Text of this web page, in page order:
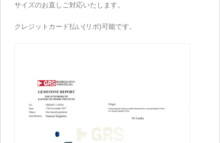
サイズのお直しご対応いたします。
クレジットカード払い(リボ)可能です。